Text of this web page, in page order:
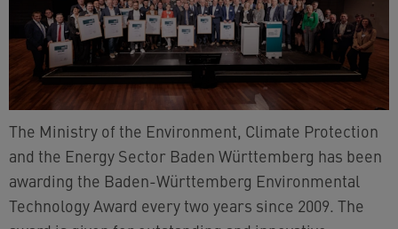
The Ministry of the Environment, Climate Protection
and the Energy Sector Baden Württemberg has been
awarding the Baden-Württemberg Environmental
Technology Award every two years since 2009. The